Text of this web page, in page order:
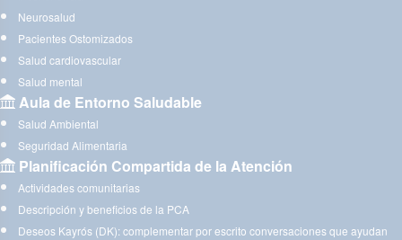
Neurosalud
Pacientes Ostomizados
Salud cardiovascular
Salud mental
Aula de Entorno Saludable
Salud Ambiental
Seguridad Alimentaria
Planificación Compartida de la Atención
Actividades comunitarias
Descripción y beneficios de la PCA
Deseos Kayrós (DK): complementar por escrito conversaciones que ayudan